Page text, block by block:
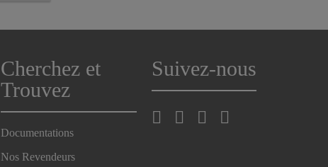
Cherchez et
Trouvez
Documentations
Nos Revendeurs
Suivez-nous